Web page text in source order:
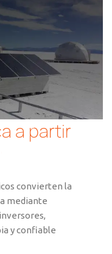
eléctrica
a partir
convierten la
mediante
y confiable